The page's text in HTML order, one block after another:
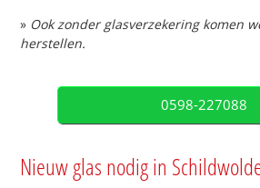
» Ook zonder glasverzekering komen
herstellen.
0598-227088
Nieuw glas nodig in